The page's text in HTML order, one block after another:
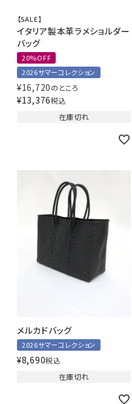
【SALE】
イタリア製本革ラメショルダー
バッグ
20%OFF
2026サマーコレクション
¥16,720のところ
¥13,376税込
在庫切れ
メルカドバッグ
2026サマーコレクション
¥8,690税込
在庫切れ